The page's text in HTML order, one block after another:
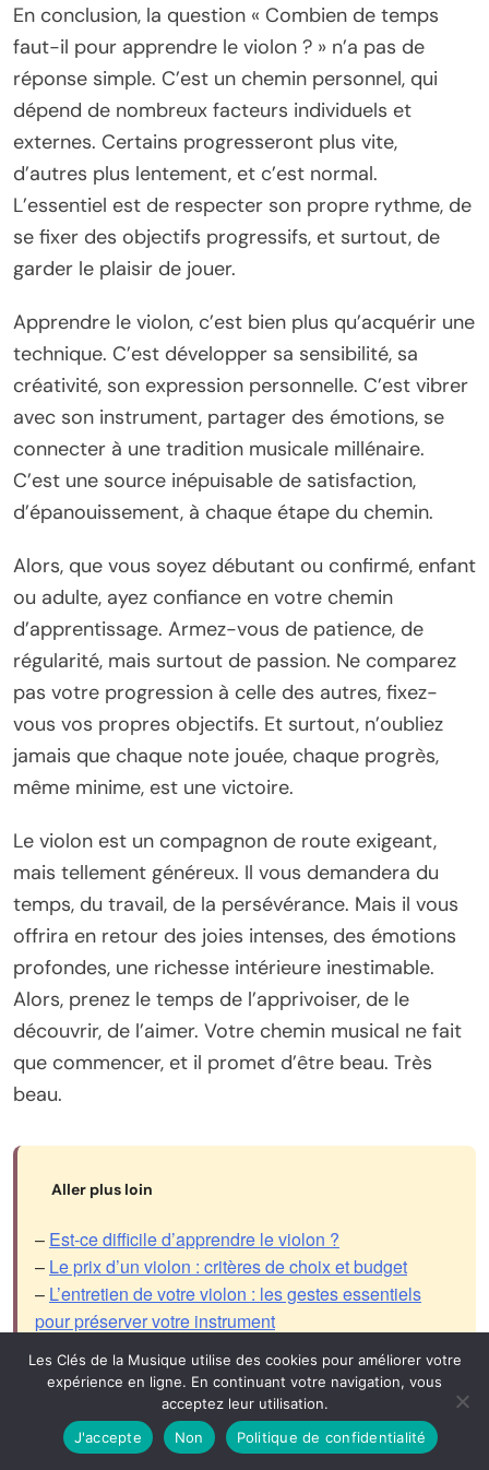
En conclusion, la question « Combien de temps
faut-il pour apprendre le violon ? » n’a pas de
réponse simple. C’est un chemin personnel, qui
dépend de nombreux facteurs individuels et
externes. Certains progresseront plus vite,
d’autres plus lentement, et c’est normal.
L’essentiel est de respecter son propre rythme, de
se fixer des objectifs progressifs, et surtout, de
garder le plaisir de jouer.
Apprendre le violon, c’est bien plus qu’acquérir une
technique. C’est développer sa sensibilité, sa
créativité, son expression personnelle. C’est vibrer
avec son instrument, partager des émotions, se
connecter à une tradition musicale millénaire.
C’est une source inépuisable de satisfaction,
d’épanouissement, à chaque étape du chemin.
Alors, que vous soyez débutant ou confirmé, enfant
ou adulte, ayez confiance en votre chemin
d’apprentissage. Armez-vous de patience, de
régularité, mais surtout de passion. Ne comparez
pas votre progression à celle des autres, fixez-
vous vos propres objectifs. Et surtout, n’oubliez
jamais que chaque note jouée, chaque progrès,
même minime, est une victoire.
Le violon est un compagnon de route exigeant,
mais tellement généreux. Il vous demandera du
temps, du travail, de la persévérance. Mais il vous
offrira en retour des joies intenses, des émotions
profondes, une richesse intérieure inestimable.
Alors, prenez le temps de l’apprivoiser, de le
découvrir, de l’aimer. Votre chemin musical ne fait
que commencer, et il promet d’être beau. Très
beau.
Aller plus loin
– Est-ce difficile d’apprendre le violon ?
– Le prix d’un violon : critères de choix et budget
– L’entretien de votre violon : les gestes essentiels
pour préserver votre instrument
Accordage du violon : guide pratique
–Les accessoires indispensables pour jouer du violon
Notre sélection des meilleurs modèles de violon
pour enfant
Les Clés de la Musique utilise des cookies pour améliorer votre
expérience en ligne. En continuant votre navigation, vous
acceptez leur utilisation.
J'accepte
Non Politique de confidentialité